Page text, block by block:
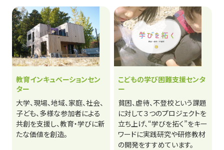
教育インキュベーションセン
ター
大学、現場、地域、家庭、社会、
子ども、多様な参加者による
共創を支援し、教育・学びに新
たな価値を創造。
こどもの学び困難支援センタ
ー
貧困、虐待、不登校という課題
に対して３つのプロジェクトを
立ち上げ、“学びを拓く”をキー
ワードに実践研究や研修教材
の開発をすすめています。